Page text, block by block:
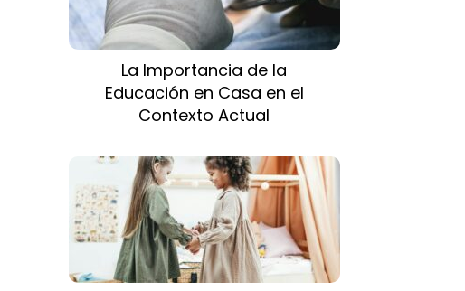
La Importancia de la
Educación en Casa en el
Contexto Actual